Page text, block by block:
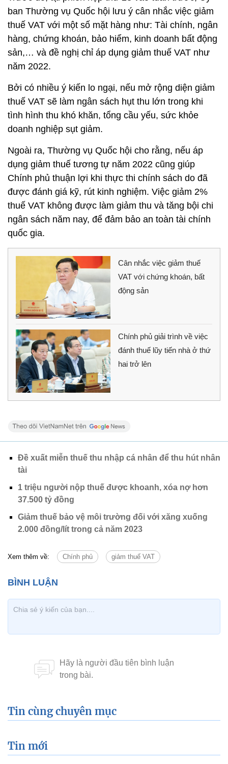
ban Thường vụ Quốc hội lưu ý cân nhắc việc giảm
thuế VAT với một số mặt hàng như: Tài chính, ngân
hàng, chứng khoán, bảo hiểm, kinh doanh bất động
sản,… và đề nghị chỉ áp dụng giảm thuế VAT như
năm 2022.
Bởi có nhiều ý kiến lo ngại, nếu mở rộng diện giảm
thuế VAT sẽ làm ngân sách hụt thu lớn trong khi
tình hình thu khó khăn, tổng cầu yếu, sức khỏe
doanh nghiệp sụt giảm.
Ngoài ra, Thường vụ Quốc hội cho rằng, nếu áp
dụng giảm thuế tương tự năm 2022 cũng giúp
Chính phủ thuận lợi khi thực thi chính sách do đã
được đánh giá kỹ, rút kinh nghiệm. Việc giảm 2%
thuế VAT không được làm giảm thu và tăng bội chi
ngân sách năm nay, để đảm bảo an toàn tài chính
quốc gia.
Cân nhắc việc giảm thuế
VAT với chứng khoán, bất
động sản
Chính phủ giải trình về việc
đánh thuế lũy tiến nhà ở thứ
hai trở lên
Đề xuất miễn thuế thu nhập cá nhân để thu hút nhân
tài
1 triệu người nộp thuế được khoanh, xóa nợ hơn
37.500 tỷ đồng
Giảm thuế bảo vệ môi trường đối với xăng xuống
2.000 đồng/lít trong cả năm 2023
Xem thêm về: Chính phủ giảm thuế VAT
Tin cùng chuyên mục
Tin mới